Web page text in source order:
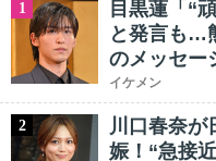
1
目黒蓮「“
と発言も…
のメッセー
イケメン
2
川口春奈が
娠！“急接